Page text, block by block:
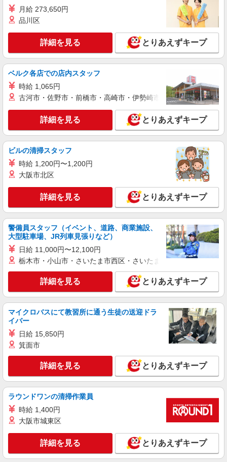
可能（規程有）★ ゜・。○。・゜+゜・。○。・゜
+゜
詳細を見る
派遣社員
【ドコモ】の店舗スタッフ
時給1400円〜 ※残業代支給 ★交通費別途支給
（規定あり） ゜+゜・。○。・゜+゜・。○。・゜
+゜ 入社祝い金10万円支給(規定有) お友達を紹介
頂くと, インセンティブ支給(規定有) ★月2回払
い・週払い可能（規程有）★ ゜・。○。・゜
愛知県名古屋市中村区のdocomoショップ
詳細を見る
株式会社シエロ
人気機種に詳しくなれる携帯販売【au】
月給273200円 ※残業手当別途支給 ※研修期間
6か月・時給1550円 ★交通費別途支給（規定あ
祝い金10万円支給(規定有) お友達を紹介頂くと, イ
ンセンティブ支給(規定有) ゜・。○。・゜+゜・。
○。・゜+゜
愛知県名古屋市中村区の家電量販店
キープ 詳細を見る
派遣社員
株式会社シエロ
【softbank】の携帯販売スタッフ
時給1500円〜1900円（経験・能力による） ※
残業代支給 ★交通費別途支給（規定あり） ゜
+゜・。○。・゜+゜・。○。・゜+゜ 入社祝い金10
万円支給(規定有) お友達を紹介頂くと, インセンテ
ィブ支給(規定有) ★月2回払い・週払い可能（規程
有）★ ゜・。○。・゜+゜・。○。・゜+゜
愛知県名古屋市中村区のsoftbankショップ
キープ 詳細を見る
紹介予定派遣
株式会社シエロ
時給1400円〜 ※残業代支給 ★交通費別途支給
（規定あり） ゜+゜・。○。・゜+゜・。○。・゜
頂くと, インセンティブ支給(規定有) ★月2回払
い・週払い可能（規程有）★ ゜・。○。・゜
愛知県名古屋市中村区のdocomoショップ
キープ 詳細を見る
派遣社員
株式会社シエロ
人気機種に詳しくなれる携帯販売
月給 273,650円
品川区
詳細を見る とりあえずキープ
ベルク各店での店内スタッフ
時給 1,065円
古河市・佐野市・前橋市・高崎市・伊勢崎市・太田市・館林市
詳細を見る とりあえずキープ
ビルの清掃スタッフ
時給 1,200円〜1,200円
大阪市北区
詳細を見る とりあえずキープ
警備員スタッフ（イベント、道路、商業施設、
大型駐車場、JR列車見張りなど）
日給 11,000円〜12,100円
栃木市・小山市・さいたま市西区・さいたま市岩槻区・久喜市・
詳細を見る とりあえずキープ
マイクロバスにて教習所に通う生徒の送迎ドラ
イバー
日給 15,850円
箕面市
詳細を見る とりあえずキープ
ラウンドワンの清掃作業員
時給 1,400円
大阪市城東区
詳細を見る とりあえずキープ